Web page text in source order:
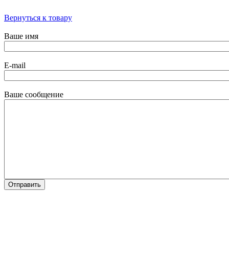
Вернуться к товару
Ваше имя
E-mail
Ваше сообщение